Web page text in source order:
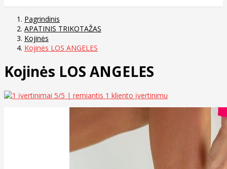
Pagrindinis
APATINIS TRIKOTAŽAS
Kojinės
Kojinės LOS ANGELES
Kojinės LOS ANGELES
5/5 | remiantis 1 kliento įvertinimu